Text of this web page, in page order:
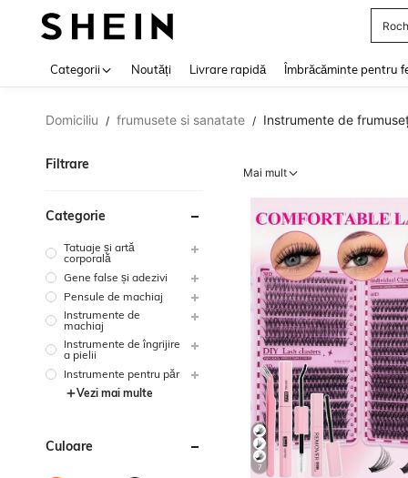
Categorii Noutăți Livrare rapidă Îmbrăcăminte pentru
Domiciliu / frumusete si sanatate / Instrumente de
Filtrare
Categorie
Tatuaje și artă
corporală
Gene false și adezivi
Pensule de machiaj
Instrumente de
machiaj
Instrumente de îngrijire
a pielii
Instrumente pentru păr
Vezi mai multe
Culoare
Mai mult
7